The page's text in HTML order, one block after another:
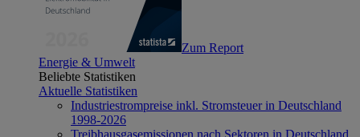
Zum Report
Energie & Umwelt
Beliebte Statistiken
Aktuelle Statistiken
Industriestrompreise inkl. Stromsteuer in Deutschland
1998-2026
Treibhausgasemissionen nach Sektoren in Deutschland